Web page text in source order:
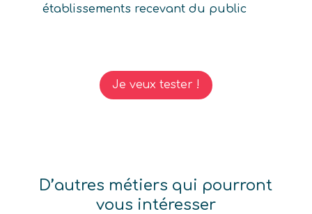
établissements recevant du public
Je veux tester !
D’autres métiers qui pourront
vous intéresser